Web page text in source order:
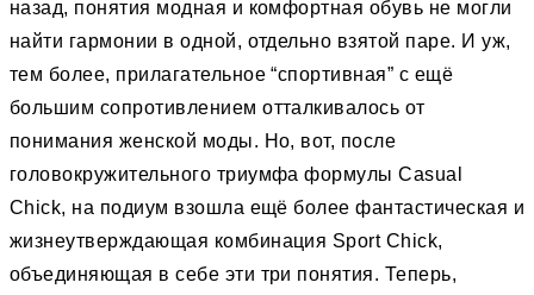
назад, понятия модная и комфортная обувь не могли
найти гармонии в одной, отдельно взятой паре. И уж,
тем более, прилагательное “спортивная” c ещё
большим сопротивлением отталкивалось от
понимания женской моды. Но, вот, после
головокружительного триумфа формулы Casual
Chick, на подиум взошла ещё более фантастическая и
жизнеутверждающая комбинация Sport Chick,
объединяющая в себе эти три понятия. Теперь,